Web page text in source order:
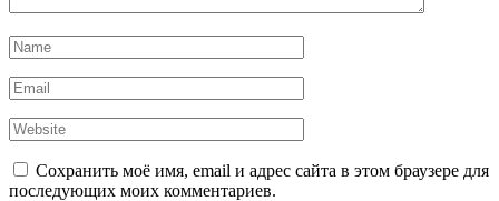
Сохранить моё имя, email и адрес сайта в этом браузере для
последующих моих комментариев.